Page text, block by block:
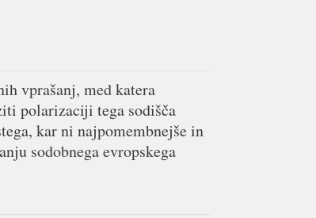
vprašanj, med katera
polarizaciji tega sodišča
kar ni najpomembnejše in
sodobnega evropskega